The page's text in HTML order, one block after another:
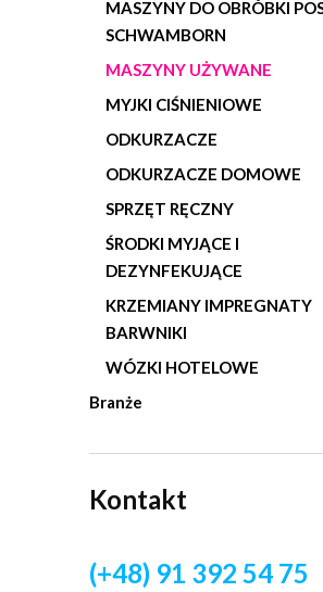
MASZYNY DO OBRÓBKI
SCHWAMBORN
MASZYNY UŻYWANE
MYJKI CIŚNIENIOWE
ODKURZACZE
ODKURZACZE DOMOWE
SPRZĘT RĘCZNY
ŚRODKI MYJĄCE I
DEZYNFEKUJĄCE
KRZEMIANY IMPREGNATY
BARWNIKI
WÓZKI HOTELOWE
Branże
Kontakt
(+48) 91 392 54 75